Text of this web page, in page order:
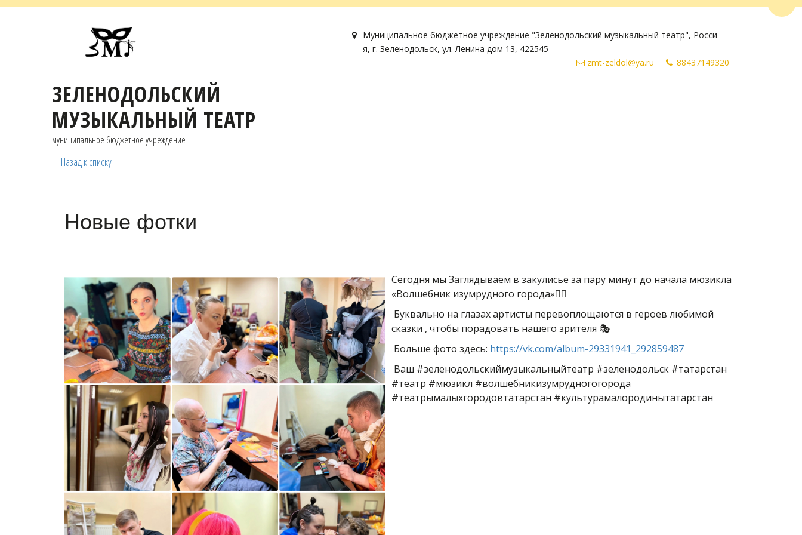
ЗЕЛЕНОДОЛЬСКИЙ
МУЗЫКАЛЬНЫЙ ТЕАТР
муниципальное бюджетное учреждение
Муниципальное бюджетное учреждение "Зеленодольский музыкальный театр", Росси
я, г. Зеленодольск, ул. Ленина дом 13, 422545
884371 49320
zmt-zeldol@ya.ru
Назад к списку
Новые фотки
Сегодня мы Заглядываем в закулисье за пару минут до начала мюзикла
«Волшебник изумрудного города»❤‍🔥
Буквально на глазах артисты перевоплощаются в героев любимой
сказки , чтобы порадовать нашего зрителя 🎭
Больше фото здесь: https://vk.com/album-29331941_292859487
Ваш #зеленодольскиймузыкальныйтеатр #зеленодольск #татарстан
#театр #мюзикл #волшебникизумрудногогорода
#театрымалыхгородовтатарстан #культурамалородинытатарстан